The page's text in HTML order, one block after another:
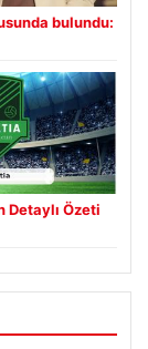
bulundu:
Detaylı Özeti